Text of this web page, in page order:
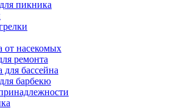
пикника
от насекомых
ремонта
для бассейна
барбекю